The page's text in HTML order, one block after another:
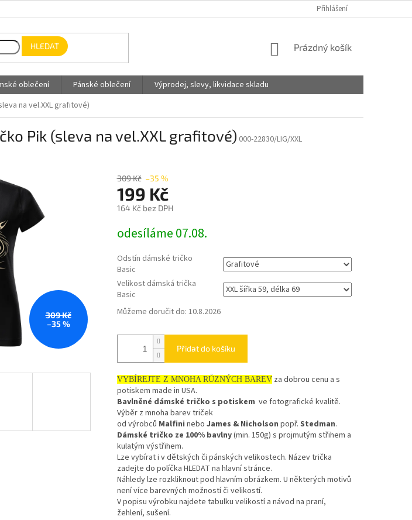
Přihlášení
HLEDAT
NÁKUPNÍ
Prázdný košík
oblečení Pánské oblečení
Výprodej, slevy, likvidace skladu
na vel.XXL grafitové)
Pik (sleva na vel.XXL grafitové) 000-22830/LIG/XXL
309 Kč
–35 %
309 Kč –35 %
199 Kč
164 Kč bez DPH
cena:
odesíláme 07.08.
Odstín dámské tričko
Basic
Velikost dámská trička
Basic
Můžeme doručit do: 10.8.2026
Přidat do košíku
VYBÍREJTE Z MNOHA RŮZNÝCH BAREV za dobrou cenu a s
potiskem made in USA.
Bavlněné dámské tričko s potiskem ve fotografické kvalitě.
Výběr z mnoha barev triček
od výrobců Malfini nebo James & Nicholson popř. Stedman.
Dámské tričko ze 100% bavlny(min. 150g) s projmutým střihem a
kulatým výstřihem.
Lze vybírat i v dětských či pánských velikostech. Název trička
zadejte do políčka HLEDAT na hlavní stránce.
Náhledy lze rozkliknout pod hlavním obrázkem. U některých motivů
není více barevných možností či velikostí.
V popisu výrobku najdete tabulku velikostí a návod na praní,
žehlení, sušení.